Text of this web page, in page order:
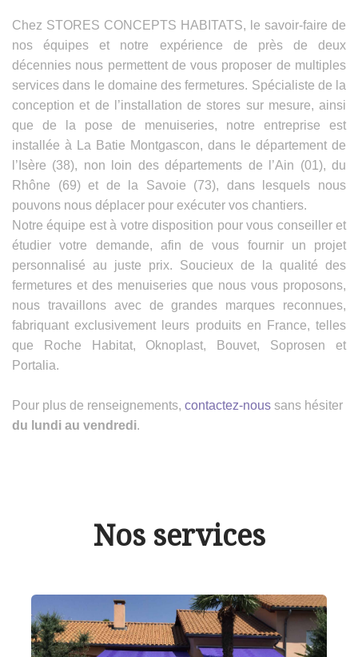
Chez STORES CONCEPTS HABITATS, le savoir-faire de
nos équipes et notre expérience de près de deux
décennies nous permettent de vous proposer de multiples
services dans le domaine des fermetures. Spécialiste de la
conception et de l’installation de stores sur mesure, ainsi
que de la pose de menuiseries, notre entreprise est
installée à La Batie Montgascon, dans le département de
l’Isère (38), non loin des départements de l’Ain (01), du
Rhône (69) et de la Savoie (73), dans lesquels nous
pouvons nous déplacer pour exécuter vos chantiers.
Notre équipe est à votre disposition pour vous conseiller et
étudier votre demande, afin de vous fournir un projet
personnalisé au juste prix. Soucieux de la qualité des
fermetures et des menuiseries que nous vous proposons,
nous travaillons avec de grandes marques reconnues,
fabriquant exclusivement leurs produits en France, telles
que Roche Habitat, Oknoplast, Bouvet, Soprosen et
Portalia.
Pour plus de renseignements, contactez-nous sans hésiter
du lundi au vendredi.
Nos services